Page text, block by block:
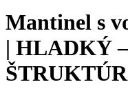
Mantinel s
| HLADKÝ –